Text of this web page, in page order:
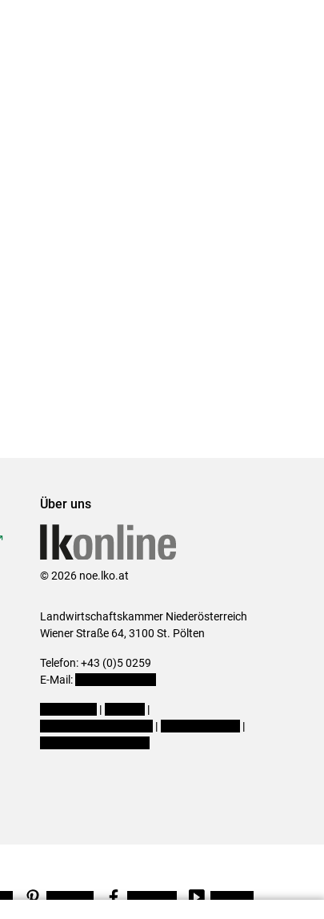
Über uns
© 2026 noe.lko.at
Landwirtschaftskammer Niederösterreich
Wiener Straße 64, 3100 St. Pölten
Telefon: +43 (0)5 0259
E-Mail:
|
|
|
|
Pinterest Facebook Youtube